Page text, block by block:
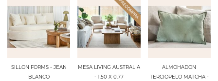
SILLON FORMS - JEAN
BLANCO
MESA LIVING AUSTRALIA
- 1.50 X 0.77
ALMOHADON
TERCIOPELO MATCHA -